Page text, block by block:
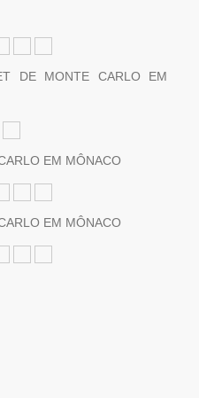
DE MONTE CARLO EM
EM MÔNACO
EM MÔNACO